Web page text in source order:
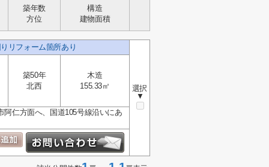
築年数
方位
構造
建物面積
リフォーム箇所あり
選択
▼
築50年
北西
木造
155.33㎡
仁方面へ、国道105号線沿いにあ